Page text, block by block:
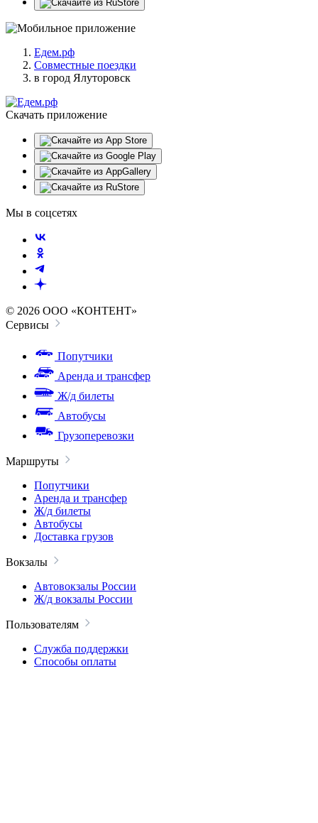
Едем.рф
Совместные поездки
в город Ялуторовск
Скачать приложение
Мы в соцсетях
© 2026 ООО «КОНТЕНТ»
Сервисы
Попутчики
Аренда и трансфер
Ж/д билеты
Автобусы
Грузоперевозки
Маршруты
Попутчики
Аренда и трансфер
Ж/д билеты
Автобусы
Доставка грузов
Вокзалы
Автовокзалы России
Ж/д вокзалы России
Пользователям
Служба поддержки
Способы оплаты